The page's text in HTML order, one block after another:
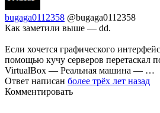
bugaga0112358 @bugaga0112358
Как заметили выше — dd.
Если хочется графического
помощью кучу серверов перетаскал
VirtualBox — Реальная машина — …
Ответ написан более трёх лет назад
Комментировать